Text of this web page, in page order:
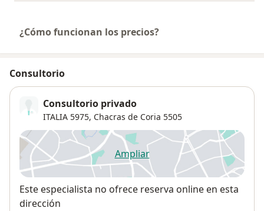
¿Cómo funcionan los precios?
Consultorio
Consultorio privado
ITALIA 5975, Chacras de Coria 5505
Ampliarse abre en una nueva
Disponibilidad
Este especialista no ofrece reserva online en esta
dirección